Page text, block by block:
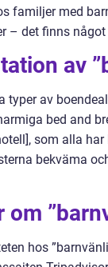
familjer med
– det finns
av
typer av
bed and
som alla
bekväma
hos